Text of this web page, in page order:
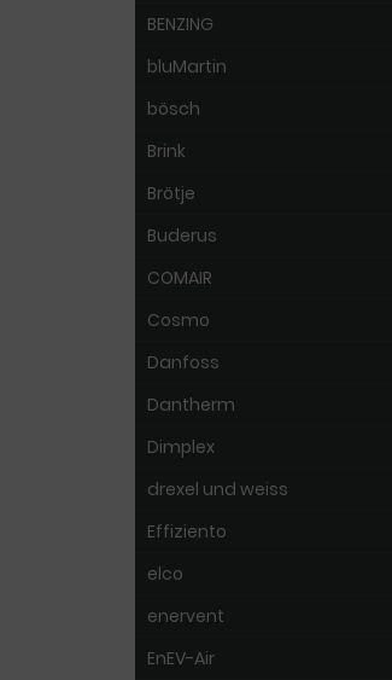
BENZING
bluMartin
bösch
Brink
Brötje
Buderus
COMAIR
Cosmo
Danfoss
Dantherm
Dimplex
drexel und weiss
Effiziento
elco
enervent
EnEV-Air